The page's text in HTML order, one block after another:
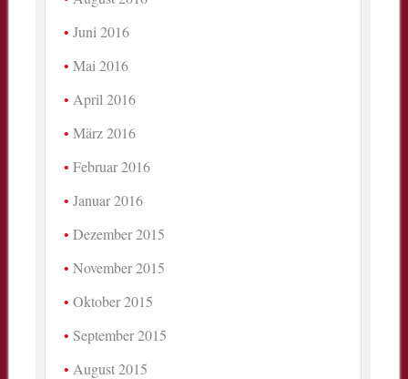
Juni 2016
Mai 2016
April 2016
März 2016
Februar 2016
Januar 2016
Dezember 2015
November 2015
Oktober 2015
September 2015
August 2015